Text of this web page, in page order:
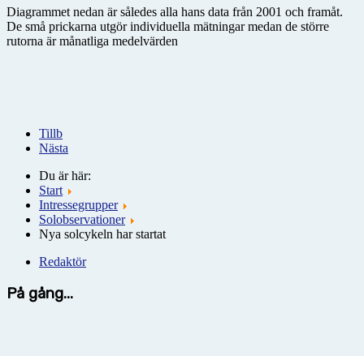
Diagrammet nedan är således alla hans data från 2001 och framåt.
De små prickarna utgör individuella mätningar medan de större
rutorna är månatliga medelvärden
Tillb
Nästa
Du är här:
Start
Intressegrupper
Solobservationer
Nya solcykeln har startat
Redaktör
På gång...